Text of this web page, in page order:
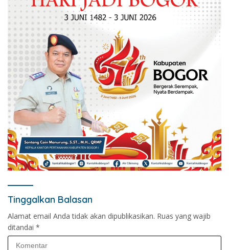
Tinggalkan Balasan
Alamat email Anda tidak akan dipublikasikan. Ruas yang wajib
ditandai *